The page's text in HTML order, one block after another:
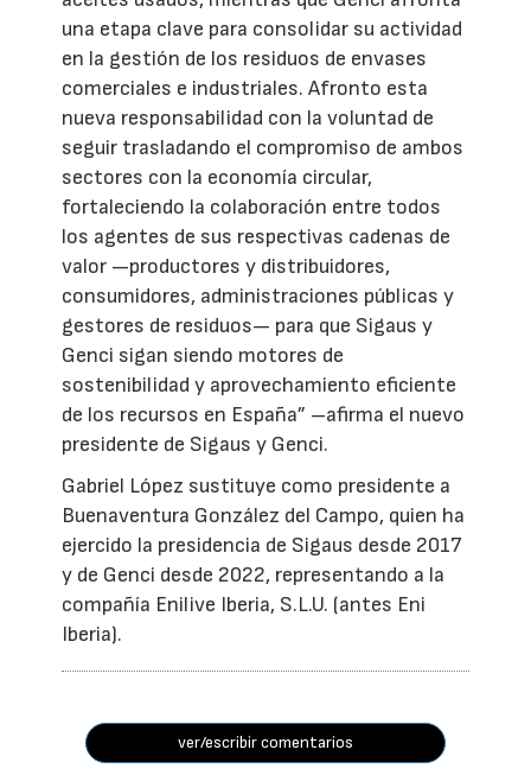
una etapa clave para consolidar su actividad
en la gestión de los residuos de envases
comerciales e industriales. Afronto esta
nueva responsabilidad con la voluntad de
seguir trasladando el compromiso de ambos
sectores con la economía circular,
fortaleciendo la colaboración entre todos
los agentes de sus respectivas cadenas de
valor —productores y distribuidores,
consumidores, administraciones públicas y
gestores de residuos— para que Sigaus y
Genci sigan siendo motores de
sostenibilidad y aprovechamiento eficiente
de los recursos en España” –afirma el nuevo
presidente de Sigaus y Genci.
Gabriel López sustituye como presidente a
Buenaventura González del Campo, quien ha
ejercido la presidencia de Sigaus desde 2017
y de Genci desde 2022, representando a la
compañía Enilive Iberia, S.L.U. (antes Eni
Iberia).
ver/escribir comentarios